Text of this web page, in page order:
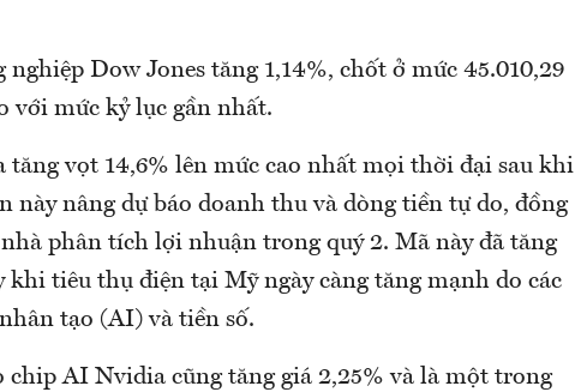
Dow Jones tăng 1,14%, chốt ở mức 45.010,29
với mức kỷ lục gần nhất.
tăng vọt 14,6% lên mức cao nhất mọi thời đại sau khi
này nâng dự báo doanh thu và dòng tiền tự do, đồng
phân tích lợi nhuận trong quý 2. Mã này đã tăng
khi tiêu thụ điện tại Mỹ ngày càng tăng mạnh do các
tạo (AI) và tiền số.
chip AI Nvidia cũng tăng giá 2,25% và là một trong